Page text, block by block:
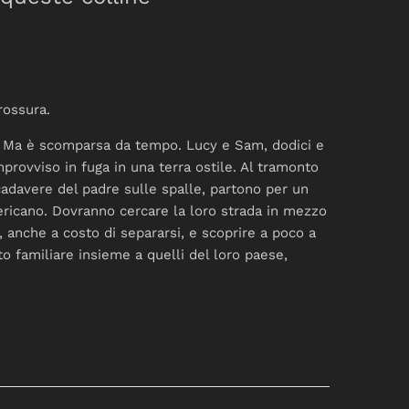
è scomparsa da tempo. Lucy e Sam, dodici e
in fuga in una terra ostile. Al tramonto
del padre sulle spalle, partono per un
Dovranno cercare la loro strada in mezzo
a costo di separarsi, e scoprire a poco a
familiare insieme a quelli del loro paese,